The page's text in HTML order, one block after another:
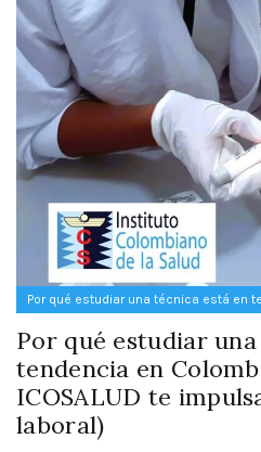
Por qué estudiar una técnica está en
Por qué estudiar
tendencia en
ICOSALUD te
laboral)